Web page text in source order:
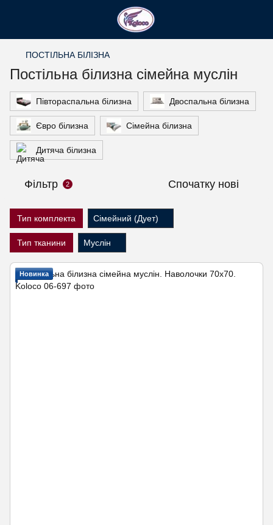
ПОСТІЛЬНА БІЛІЗНА
Постільна білизна сімейна муслін
Півтораспальна білизна Двоспальна білизна
Євро білизна Сімейна білизна
Дитяча білизна
Фільтр 2 Спочатку нові
Тип комплекта Сімейний (Дует)
Тип тканини Муслін
Новинка